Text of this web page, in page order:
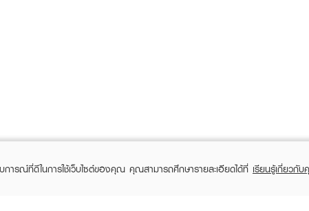
การณ์ที่ดีในการใช้เว็บไซต์ของคุณ คุณสามารถศึกษารายละเอียดได้ที่ เรียนรู้เกี่ยวกับ